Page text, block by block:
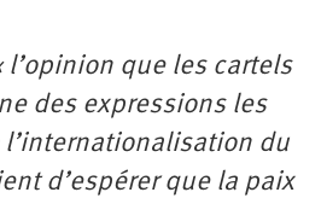
l’opinion que les cartels
des expressions les
du
d’espérer que la paix